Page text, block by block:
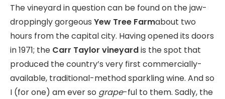
The vineyard in question can be found on the jaw-
droppingly gorgeous Yew Tree Farmabout two
hours from the capital city. Having opened its doors
in 1971; the Carr Taylor vineyardis the spot that
produced the country’s very first commercially-
available, traditional-method sparkling wine. And so
I (for one) am ever so grape-ful to them. Sadly, the